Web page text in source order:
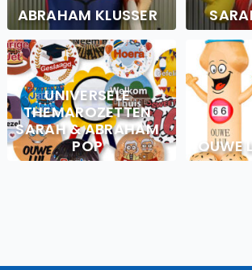
ABRAHAM KLUSSER
UNIVERSELE
THEMAROZETTEN
SARAH & ABRAHAM
POP
OUWE